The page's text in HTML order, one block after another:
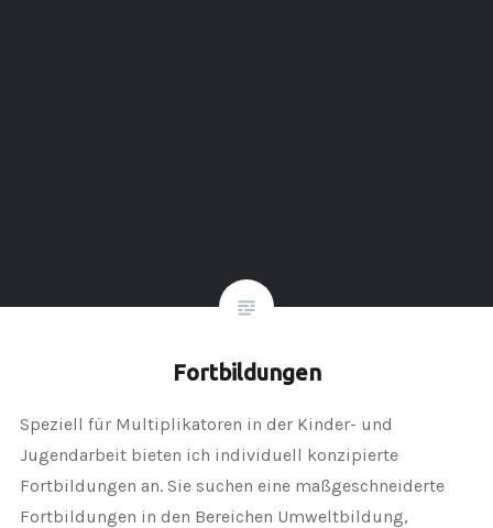
Fortbildungen
Speziell für Multiplikatoren in der Kinder- und
Jugendarbeit bieten ich individuell konzipierte
Fortbildungen an. Sie suchen eine maßgeschneiderte
Fortbildungen in den Bereichen Umweltbildung,